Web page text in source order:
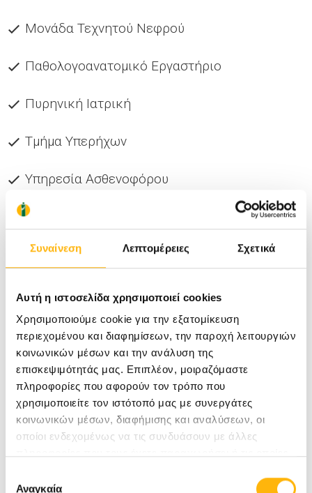
Συναίνεση Λεπτομέρειες Σχετικά
Αυτή η ιστοσελίδα χρησιμοποιεί cookies
Χρησιμοποιούμε cookie για την εξατομίκευση
περιεχομένου και διαφημίσεων, την παροχή λειτουργιών
κοινωνικών μέσων και την ανάλυση της
επισκεψιμότητάς μας. Επιπλέον, μοιραζόμαστε
πληροφορίες που αφορούν τον τρόπο που
χρησιμοποιείτε τον ιστότοπό μας με συνεργάτες
κοινωνικών μέσων, διαφήμισης και αναλύσεων, οι
οποίοι ενδεχομένως να τις συνδυάσουν με άλλες
των υπηρεσιών τους.
Αναγκαία
Μονάδα Τεχνητού Νεφρού
Παθολογοανατομικό Εργαστήριο
Πυρηνική Ιατρική
Τμήμα Υπερήχων
Υπηρεσία Ασθενοφόρου
Φυσική Ιατρική Αποκατάσταση –
Αποθεραπεία
επεμβάσεις)
Διοικητικά και Υποστηρικτικά Τμήματα:
Κεντρική Αποστείρωση, Φαρμακείο, Τμήμα
Ανθρώπινων Πόρων, Υπηρεσία Ασφάλειας,
Υποδοχή Ασθενών, Τηλεφωνικό Κέντρο,
Πληροφορίες, Ιατρικό Αρχείο, Τεχνική
Υπηρεσία, Βιοϊατρική Τεχνολογία, Λογιστήριο
Ασθενών, Υπηρεσία Πληροφορικής, Κεντρική